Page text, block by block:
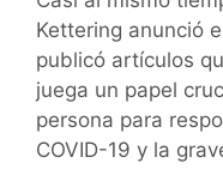
Kettering anunció
publicó artículos
juega un papel
persona para
COVID-19 y la